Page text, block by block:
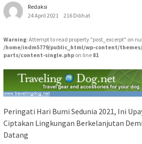
Redaksi
24 April 2021
216 Dilihat
Warning: Attempt to read property "post_excerpt" on
/home/indm5779/public_html/wp-content/
parts/content-single.php on line 81
Peringati Hari Bumi Sedunia 2021, Ini
Ciptakan Lingkungan Berkelanjutan
Datang